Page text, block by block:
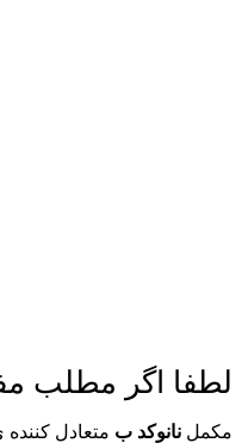
لطفا اگر مطلب
مکمل نانوکد ب متعادل